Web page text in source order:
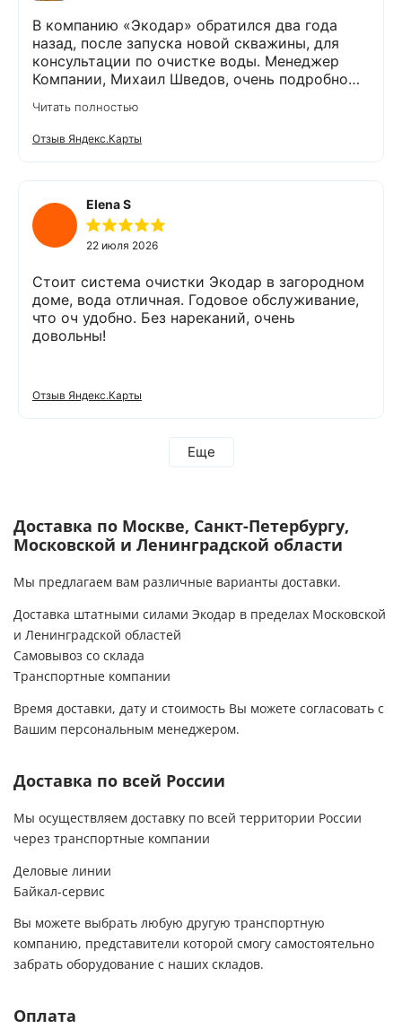
В компанию «Экодар» обратился два года
назад, после запуска новой скважины, для
консультации по очистке воды. Менеджер
Компании, Михаил Шведов, очень подробно
подобрать оптимальный вариант, пригласил в
офис для заключения договора. Оборудование
«Экодар компакт», которое я поставил,
убрало посторонние запахи. Вода стала
мягкой и приятной на вкус. Полностью
доволен сотрудничеством с Компанией
«Экодар». Рекомендую.
Читать полностью
Отзыв Яндекс.Карты
Elena S
22 июля 2026
Стоит система очистки Экодар в загородном
доме, вода отличная. Годовое обслуживание,
что оч удобно. Без нареканий, очень
довольны!
Отзыв Яндекс.Карты
Еще
Доставка по Москве, Санкт-Петербургу,
Московской и Ленинградской области
Мы предлагаем вам различные варианты доставки.
Доставка штатными силами Экодар в пределах Московской
и Ленинградской областей
Самовывоз со склада
Транспортные компании
Время доставки, дату и стоимость Вы можете согласовать с
Вашим персональным менеджером.
Доставка по всей России
Мы осуществляем доставку по всей территории России
через транспортные компании
Деловые линии
Байкал-сервис
Вы можете выбрать любую другую транспортную
компанию, представители которой смогу самостоятельно
забрать оборудование с наших складов.
Оплата